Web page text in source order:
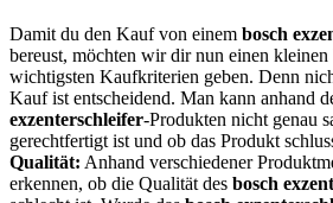
Damit du den Kauf von einem bosch
bereust, möchten wir dir nun einen
wichtigsten Kaufkriterien geben. Denn
Kauf ist entscheidend. Man kann anhand
exzenterschleifer-Produkten nicht genau
gerechtfertigt ist und ob das Produkt
Qualität: Anhand verschiedener
erkennen, ob die Qualität des bosch